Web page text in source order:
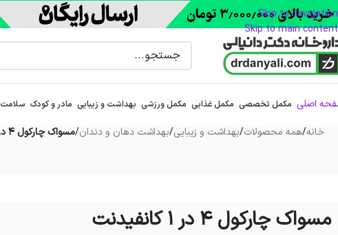
Skip to navigation
Skip to main content
اصلی مکمل تخصصی مکمل غذایی مکمل ورزشی بهداشت و زیبایی مادر و کودک سلامت
خانه/همه محصولات/بهداشت و زیبایی/بهداشت دهان و دندان/مسواک چارکول 4 در 1 کانفیدنت
مسواک چارکول 4 در 1 کانفیدنت